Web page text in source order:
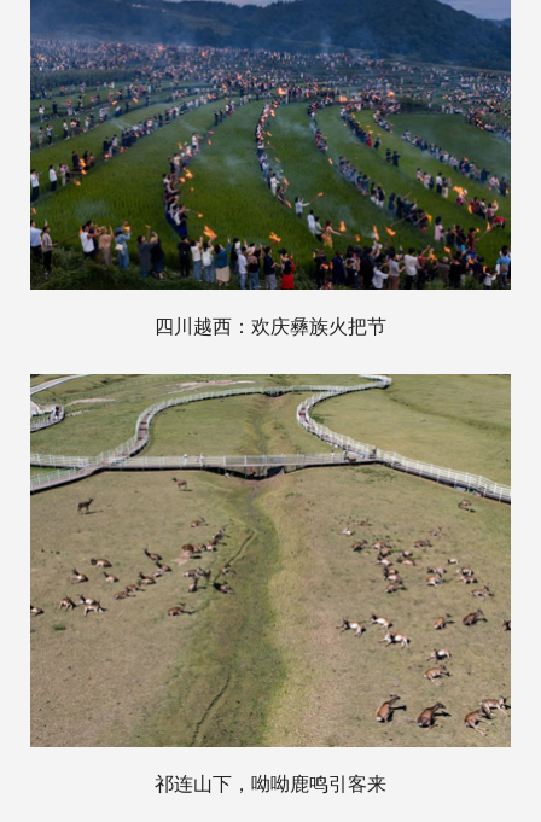
四川越西：欢庆彝族火把节
祁连山下，呦呦鹿鸣引客来